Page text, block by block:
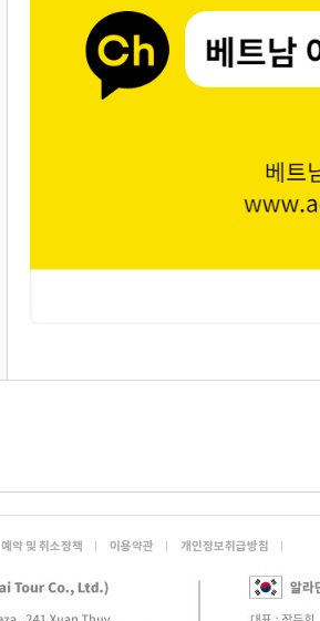
예약 및 취소정책 이용약관 개인정보취급방침